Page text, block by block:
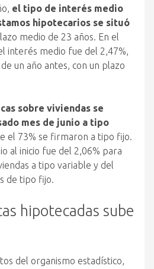
el tipo de interés medio
hipotecarios se situó
medio de 23 años. En el
interés medio fue del 2,47%,
un año antes, con un plazo
sobre viviendas se
mes de junio a tipo
el 73% se firmaron a tipo fijo.
al inicio fue del 2,06% para
a tipo variable y del
de tipo fijo.
hipotecadas sube
del organismo estadístico,